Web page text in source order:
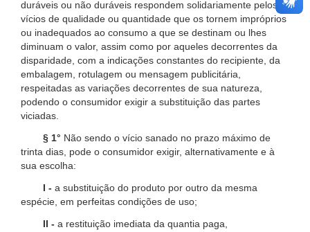
duráveis ou não duráveis respondem solidariamente pelos
vícios de qualidade ou quantidade que os tornem impróprios
ou inadequados ao consumo a que se destinam ou lhes
diminuam o valor, assim como por aqueles decorrentes da
disparidade, com a indicações constantes do recipiente, da
embalagem, rotulagem ou mensagem publicitária,
respeitadas as variações decorrentes de sua natureza,
podendo o consumidor exigir a substituição das partes
viciadas.
§ 1° Não sendo o vício sanado no prazo máximo de
trinta dias, pode o consumidor exigir, alternativamente e à
sua escolha:
I - a substituição do produto por outro da mesma
espécie, em perfeitas condições de uso;
II - a restituição imediata da quantia paga,